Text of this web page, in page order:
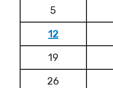
5
12
19
26